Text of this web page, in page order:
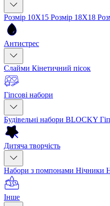
Розмір 10Х15 Розмір 18Х18
Антистрес
Слайми Кінетичний пісок
Гіпсові набори
Будівельні набори BLOCKY
Дитяча творчість
Набори з помпонами Нічники
Інше